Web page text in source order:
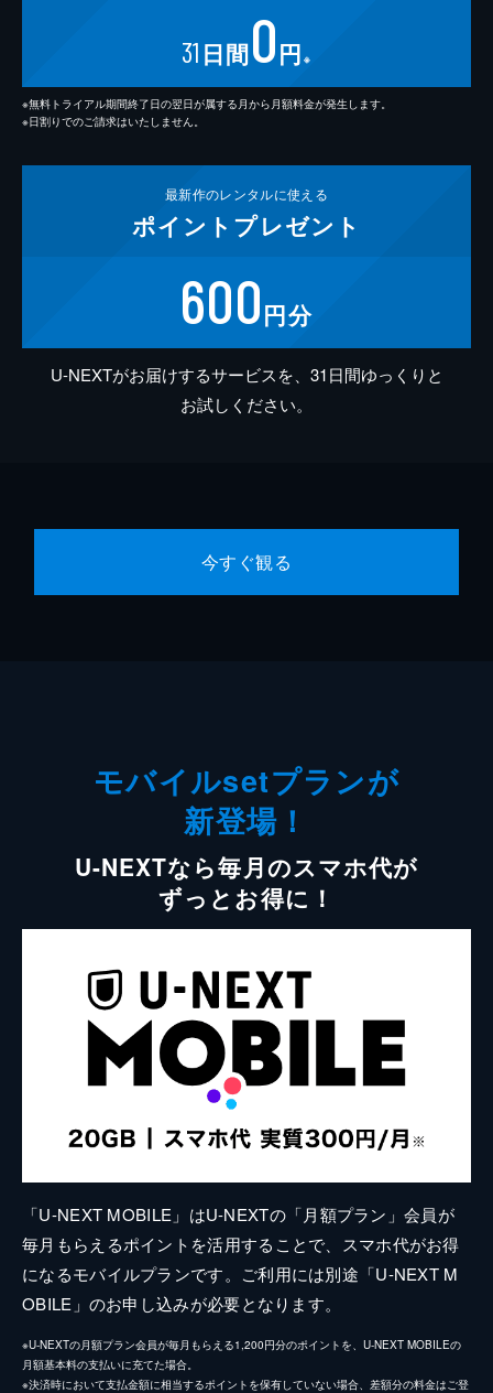
31 日間0円 ※
※無料トライアル期間終了日の翌日が属する月から月額料金が発生します。
※日割りでのご請求はいたしません。
最新作のレンタルに使える
ポイント プレゼント
600円分
U-NEXTがお届けするサービスを、31日間ゆっくりと
お試しください。
今すぐ観る
モバイルsetプランが
新登場！
U-NEXTなら毎月のスマホ代が
ずっとお得に！
「U-NEXT MOBILE」はU-NEXTの「月額プラン」会員が
毎月もらえるポイントを活用することで、スマホ代がお得
になるモバイルプランです。ご利用には別途「U-NEXT M
OBILE」のお申し込みが必要となります。
※U-NEXTの月額プラン会員が毎月もらえる1,200円分のポイントを、U-NEXT MOBILEの
月額基本料の支払いに充てた場合。
※決済時において支払金額に相当するポイントを保有していない場合、差額分の料金はご登